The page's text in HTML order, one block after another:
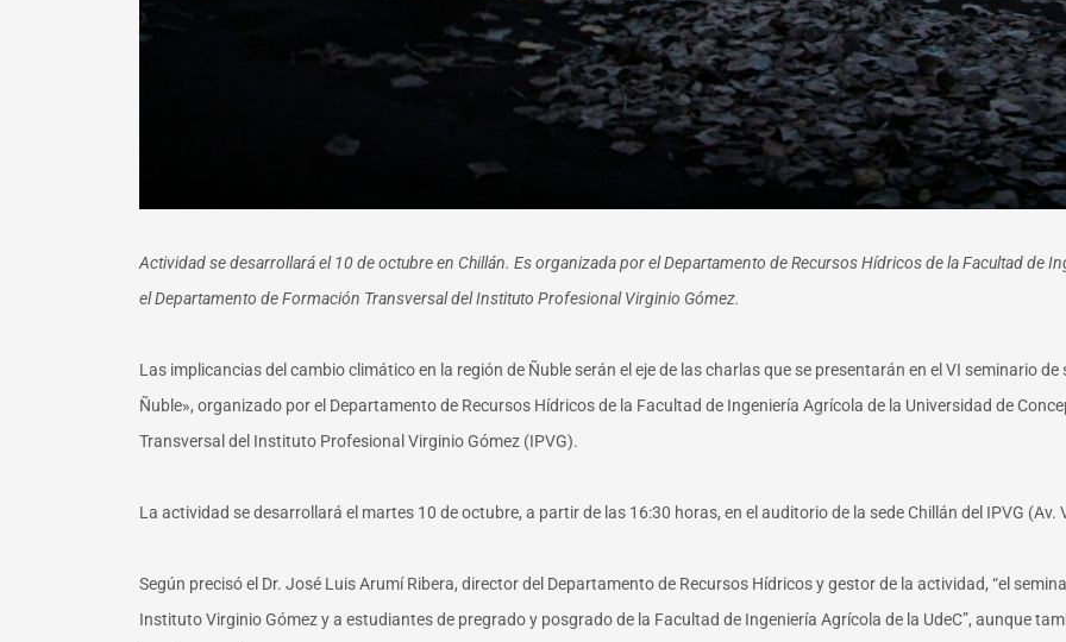
Actividad se desarrollará el 10 de octubre en Chillán. Es organizada por el Departamento de Recursos Hídricos de la Facultad de
el Departamento de Formación Transversal del Instituto Profesional Virginio Gómez.
Las implicancias del cambio climático en la región de Ñuble serán el eje de las charlas que se presentarán en el VI seminario
Ñuble», organizado por el Departamento de Recursos Hídricos de la Facultad de Ingeniería Agrícola de la Universidad de
Transversal del Instituto Profesional Virginio Gómez (IPVG).
La actividad se desarrollará el martes 10 de octubre, a partir de las 16:30 horas, en el auditorio de la sede Chillán del IPVG (Av.
Según precisó el Dr. José Luis Arumí Ribera, director del Departamento de Recursos Hídricos y gestor de la actividad, “el
Instituto Virginio Gómez y a estudiantes de pregrado y posgrado de la Facultad de Ingeniería Agrícola de la UdeC”, aunque